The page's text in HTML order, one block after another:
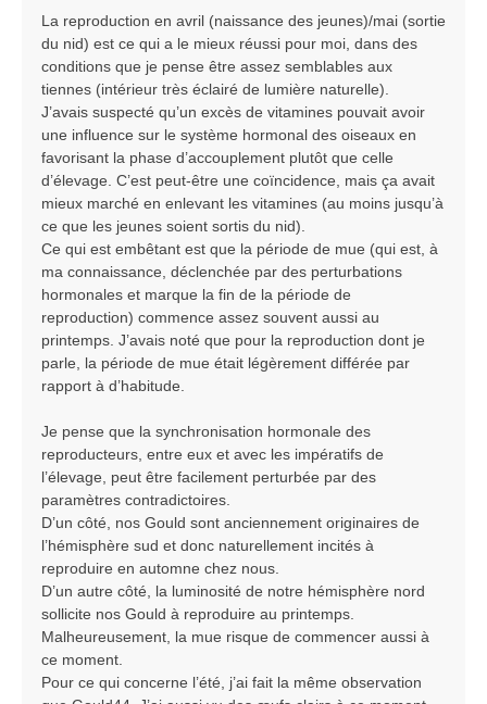
g
e
La reproduction en avril (naissance des jeunes)/mai (sortie
du nid) est ce qui a le mieux réussi pour moi, dans des
conditions que je pense être assez semblables aux
tiennes (intérieur très éclairé de lumière naturelle).
J’avais suspecté qu’un excès de vitamines pouvait avoir
une influence sur le système hormonal des oiseaux en
favorisant la phase d’accouplement plutôt que celle
d’élevage. C’est peut-être une coïncidence, mais ça avait
mieux marché en enlevant les vitamines (au moins jusqu’à
ce que les jeunes soient sortis du nid).
Ce qui est embêtant est que la période de mue (qui est, à
ma connaissance, déclenchée par des perturbations
hormonales et marque la fin de la période de
reproduction) commence assez souvent aussi au
printemps. J’avais noté que pour la reproduction dont je
parle, la période de mue était légèrement différée par
rapport à d’habitude.
Je pense que la synchronisation hormonale des
reproducteurs, entre eux et avec les impératifs de
l’élevage, peut être facilement perturbée par des
paramètres contradictoires.
D’un côté, nos Gould sont anciennement originaires de
l’hémisphère sud et donc naturellement incités à
reproduire en automne chez nous.
D’un autre côté, la luminosité de notre hémisphère nord
sollicite nos Gould à reproduire au printemps.
Malheureusement, la mue risque de commencer aussi à
ce moment.
Pour ce qui concerne l’été, j’ai fait la même observation